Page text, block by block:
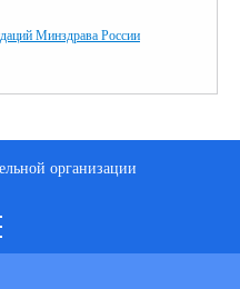
Минздрава России
организации